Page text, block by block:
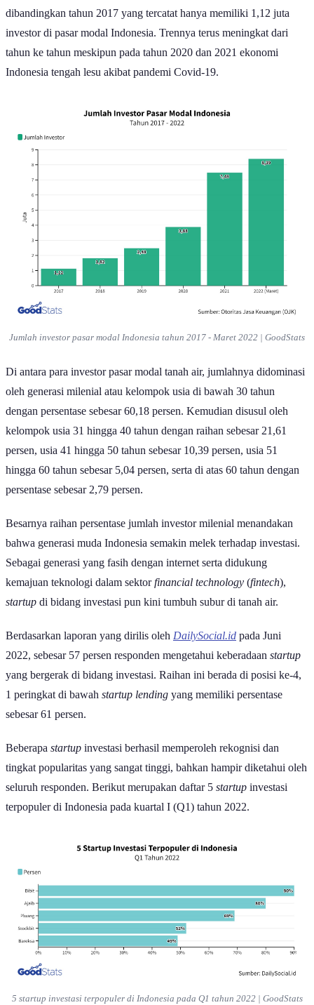
dibandingkan tahun 2017 yang tercatat hanya memiliki 1,12 juta
investor di pasar modal Indonesia. Trennya terus meningkat dari
tahun ke tahun meskipun pada tahun 2020 dan 2021 ekonomi
Indonesia tengah lesu akibat pandemi Covid-19.
Jumlah investor pasar modal Indonesia tahun 2017 - Maret 2022 | GoodStats
Di antara para investor pasar modal tanah air, jumlahnya didominasi
oleh generasi milenial atau kelompok usia di bawah 30 tahun
dengan persentase sebesar 60,18 persen. Kemudian disusul oleh
kelompok usia 31 hingga 40 tahun dengan raihan sebesar 21,61
persen, usia 41 hingga 50 tahun sebesar 10,39 persen, usia 51
hingga 60 tahun sebesar 5,04 persen, serta di atas 60 tahun dengan
persentase sebesar 2,79 persen.
Besarnya raihan persentase jumlah investor milenial menandakan
bahwa generasi muda Indonesia semakin melek terhadap investasi.
Sebagai generasi yang fasih dengan internet serta didukung
kemajuan teknologi dalam sektorfinancial technology (fintech),
startup di bidang investasi pun kini tumbuh subur di tanah air.
Berdasarkan laporan yang dirilis oleh DailySocial.id pada Juni
2022, sebesar 57 persen responden mengetahui keberadaan startup
yang bergerak di bidang investasi. Raihan ini berada di posisi ke-4,
1 peringkat di bawah startup lending yang memiliki persentase
sebesar 61 persen.
Beberapa startup investasi berhasil memperoleh rekognisi dan
tingkat popularitas yang sangat tinggi, bahkan hampir diketahui oleh
seluruh responden. Berikut merupakan daftar 5 startup investasi
terpopuler di Indonesia pada kuartal I (Q1) tahun 2022.
5 startup investasi terpopuler di Indonesia pada Q1 tahun 2022 | GoodStats